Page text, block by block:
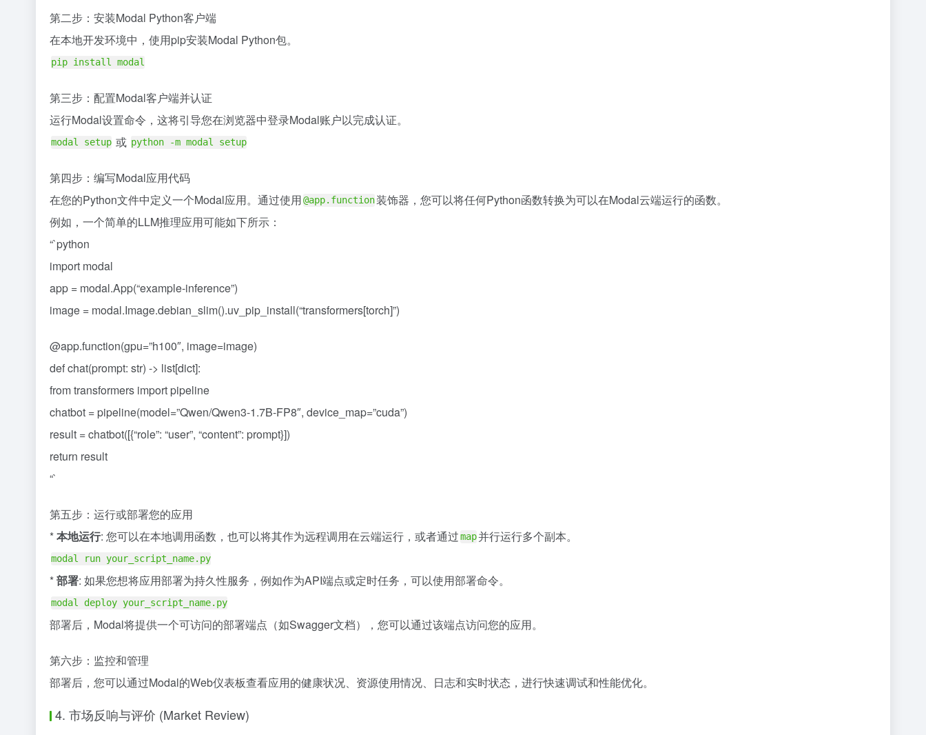
第二步：安装Modal Python客户端
在本地开发环境中，使用pip安装Modal Python包。
pip install modal
第三步：配置Modal客户端并认证
运行Modal设置命令，这将引导您在浏览器中登录Modal账户以完成认证。
modal setup 或 python -m modal setup
第四步：编写Modal应用代码
在您的Python文件中定义一个Modal应用。通过使用@app.function装饰器，您可以将任何Python函数转换为可以在Modal云端运行的函数。
例如，一个简单的LLM推理应用可能如下所示：
“`python
import modal
app = modal.App(“example-inference”)
image = modal.Image.debian_slim().uv_pip_install(“transformers[torch]”)
@app.function(gpu=”h100″, image=image)
def chat(prompt: str) -> list[dict]:
from transformers import pipeline
chatbot = pipeline(model=”Qwen/Qwen3-1.7B-FP8″, device_map=”cuda”)
result = chatbot([{“role”: “user”, “content”: prompt}])
return result
“`
第五步：运行或部署您的应用
*本地运行: 您可以在本地调用函数，也可以将其作为远程调用在云端运行，或者通过map并行运行多个副本。
modal run your_script_name.py
*部署: 如果您想将应用部署为持久性服务，例如作为API端点或定时任务，可以使用部署命令。
modal deploy your_script_name.py
部署后，Modal将提供一个可访问的部署端点（如Swagger文档），您可以通过该端点访问您的应用。
第六步：监控和管理
部署后，您可以通过Modal的Web仪表板查看应用的健康状况、资源使用情况、日志和实时状态，进行快速调试和性能优化。
4. 市场反响与评价 (Market Review)